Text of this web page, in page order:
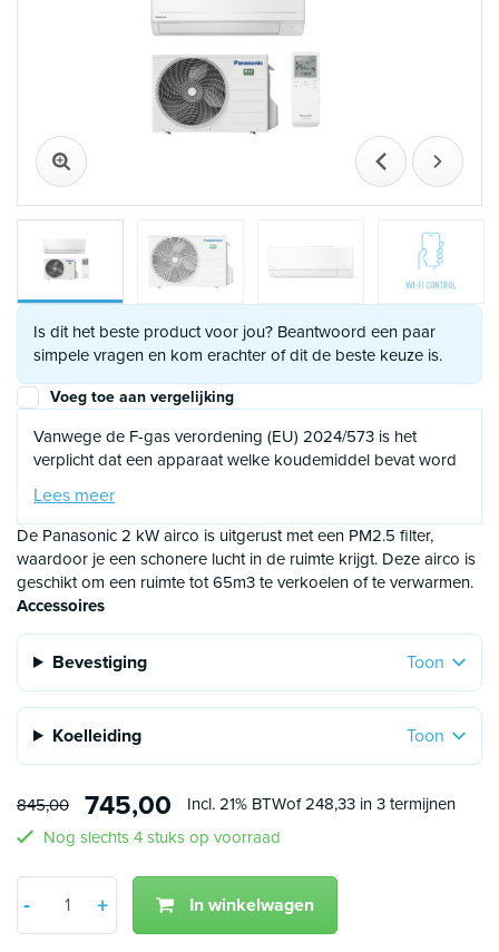
Vorige
Is dit het beste product voor jou? Beantwoord een paar
simpele vragen en kom erachter of dit de beste keuze is.
Voeg toe aan vergelijking
Vanwege de F-gas verordening (EU) 2024/573 is het
verplicht dat een apparaat welke koudemiddel bevat word
geïnstalleerd of
gecertificeerd F-gassen monteur. Gezien deze verplichting
zijn verkopende bedrijven ook verplicht om te registeren of
dit daadwerkelijk gebeurd. Uiteraard kunnen wij ook de
inbedrijfstelling voor u realiseren hier zitten kosten aan
verbonden maar de hoogte hiervan is wel beperkt.
Lees meer
De Panasonic 2 kW airco is uitgerust met een PM2.5 filter,
waardoor je een schonere lucht in de ruimte krijgt. Deze airco is
geschikt om een ruimte tot 65m3 te verkoelen of te verwarmen.
Accessoires
Bevestiging Toon
Koelleiding Toon
845,00 745,00 Incl. 21% BTWof 248,33 in 3 termijnen
Nog slechts 4 stuks op voorraad
-
Min 1
Aantal
+
Plus 1
In winkelwagen